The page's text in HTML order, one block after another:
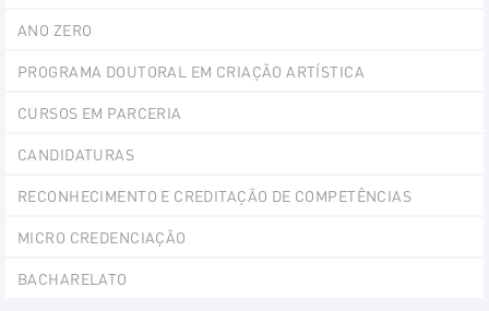
ANO ZERO
PROGRAMA DOUTORAL EM CRIAÇÃO ARTÍSTICA
CURSOS EM PARCERIA
CANDIDATURAS
RECONHECIMENTO E CREDITAÇÃO DE COMPETÊNCIAS
MICRO CREDENCIAÇÃO
BACHARELATO